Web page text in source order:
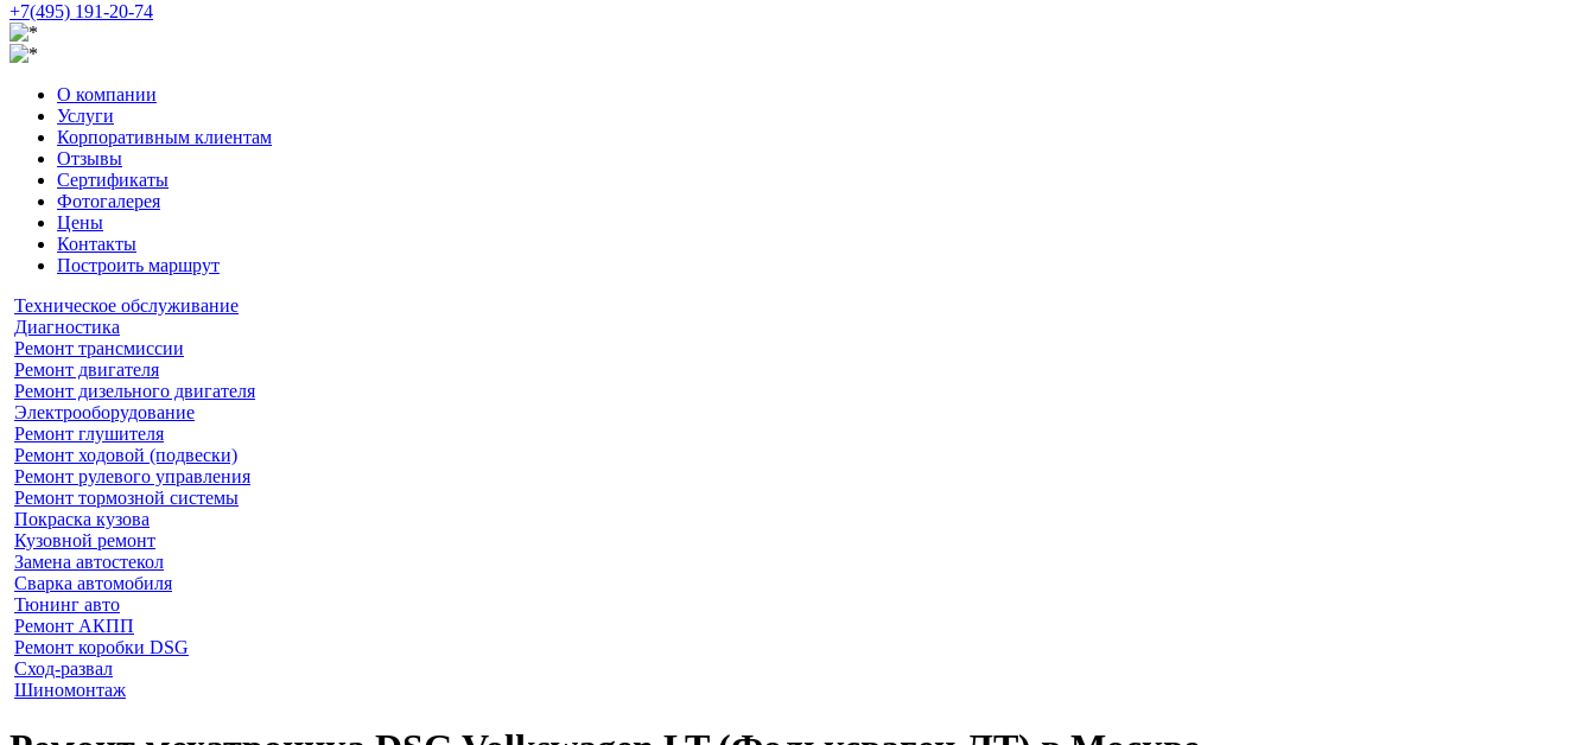
+7(495) 191-20-74
О компании
Услуги
Корпоративным клиентам
Отзывы
Сертификаты
Фотогалерея
Цены
Контакты
Построить маршрут
Техническое обслуживание
Диагностика
Ремонт трансмиссии
Ремонт двигателя
Ремонт дизельного двигателя
Электрооборудование
Ремонт глушителя
Ремонт ходовой (подвески)
Ремонт рулевого управления
Ремонт тормозной системы
Покраска кузова
Кузовной ремонт
Замена автостекол
Сварка автомобиля
Тюнинг авто
Ремонт АКПП
Ремонт коробки DSG
Сход-развал
Шиномонтаж